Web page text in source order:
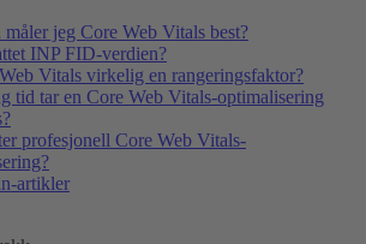
jeg Core Web Vitals best?
INP FID-verdien?
Vitals virkelig en rangeringsfaktor?
tid tar en Core Web Vitals-optimalisering
profesjonell Core Web Vitals-
artikler